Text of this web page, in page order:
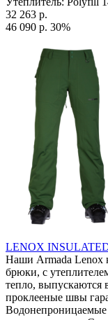
32 263 р.
46 090 р. 30%
LENOX
Наши Armada Lenox
брюки, с
тепло, выпускаются
проклееные швы